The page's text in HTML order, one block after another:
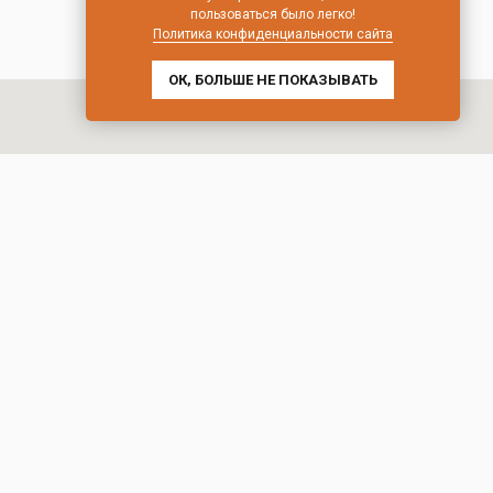
пользоваться было легко!
Политика конфиденциальности сайта
ОК, БОЛЬШЕ НЕ ПОКАЗЫВАТЬ